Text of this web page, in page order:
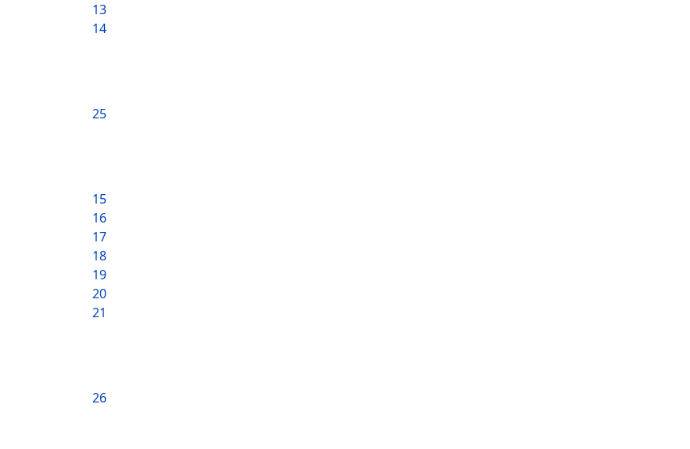
13
14
25
15
16
17
18
19
20
21
26